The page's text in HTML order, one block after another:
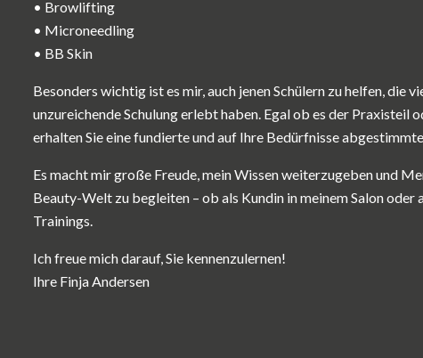
• Browlifting
• Microneedling
• BB Skin
Besonders wichtig ist es mir, auch jenen Schülern zu helfen, die
unzureichende Schulung erlebt haben. Egal ob es der Praxisteil
erhalten Sie eine fundierte und auf Ihre Bedürfnisse
Es macht mir große Freude, mein Wissen weiterzugeben und
Beauty-Welt zu begleiten – ob als Kundin in meinem Salon oder
Trainings.
Ich freue mich darauf, Sie kennenzulernen!
Ihre Finja Andersen